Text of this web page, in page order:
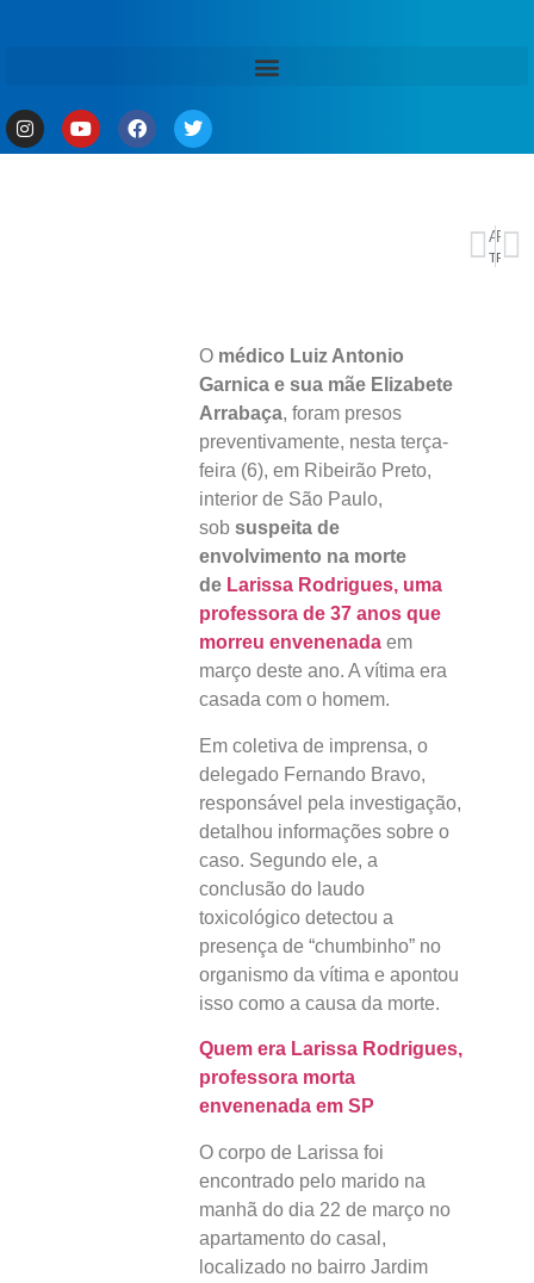
O médico Luiz Antonio
Garnica e sua mãe Elizabete
Arrabaça, foram presos
preventivamente, nesta terça-
feira (6), em Ribeirão Preto,
interior de São Paulo,
sobsuspeita de
envolvimento na morte
de Larissa Rodrigues, uma
professora de 37 anos que
morreu envenenada em
março deste ano. A vítima era
casada com o homem.
Em coletiva de imprensa, o
delegado Fernando Bravo,
responsável pela investigação,
detalhou informações sobre o
caso. Segundo ele, a
conclusão do laudo
toxicológico detectou a
presença de “chumbinho” no
organismo da vítima e apontou
isso como a causa da morte.
Quem era Larissa Rodrigues,
professora morta
envenenada em SP
O corpo de Larissa foi
encontrado pelo marido na
manhã do dia 22 de março no
apartamento do casal,
localizado no bairro Jardim
ANTERIOR
Tomorrowland Brasil anuncia datas para 2024; confira
PRÓXIMO
Produção industrial cresce além do esperado em março e indica primeiro trimestre mais forte